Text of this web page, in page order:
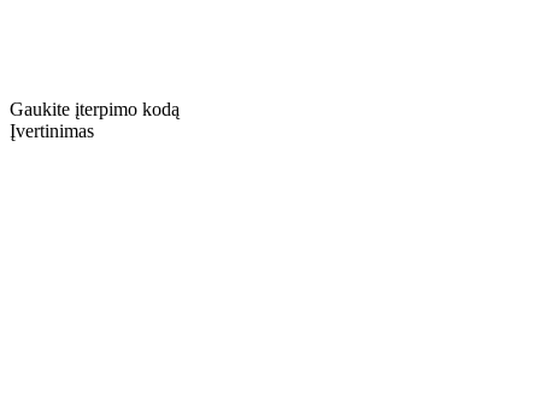
Gaukite įterpimo kodą
Įvertinimas